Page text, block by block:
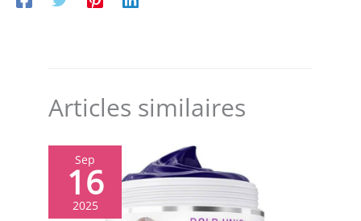
Articles similaires
Sep
16
2025